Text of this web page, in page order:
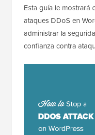
Esta guía le mostrará
ataques DDoS en
administrar la
confianza contra